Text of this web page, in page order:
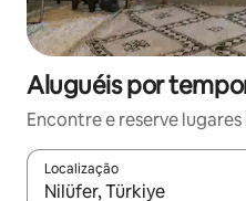
Aluguéis por
Encontre e reserve
Localização
Quando os resultados